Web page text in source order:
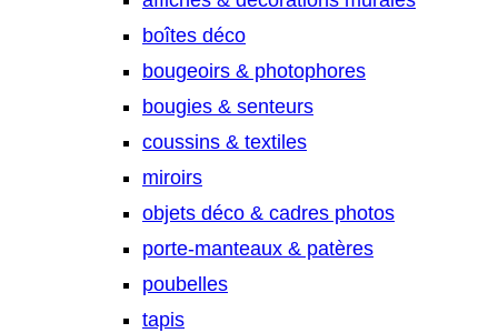
boîtes déco
bougeoirs & photophores
bougies & senteurs
coussins & textiles
miroirs
objets déco & cadres photos
porte-manteaux & patères
poubelles
tapis